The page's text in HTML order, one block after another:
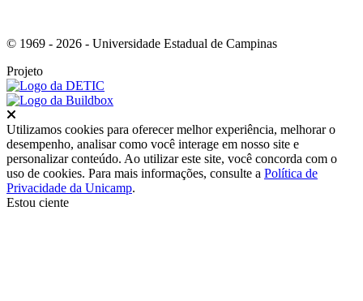
© 1969 - 2026 - Universidade Estadual de Campinas
Projeto
Utilizamos cookies para oferecer melhor experiência, melhorar o
desempenho, analisar como você interage em nosso site e
personalizar conteúdo. Ao utilizar este site, você concorda com o
uso de cookies. Para mais informações, consulte a Política de
Privacidade da Unicamp.
Estou ciente